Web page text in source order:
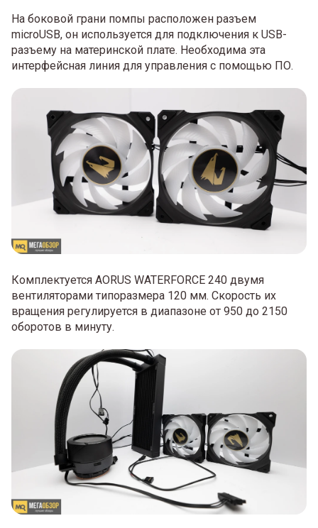
На боковой грани помпы расположен разъем
microUSB, он используется для подключения к USB-
разъему на материнской плате. Необходима эта
интерфейсная линия для управления с помощью ПО.
Комплектуется AORUS WATERFORCE 240 двумя
вентиляторами типоразмера 120 мм. Скорость их
вращения регулируется в диапазоне от 950 до 2150
оборотов в минуту.